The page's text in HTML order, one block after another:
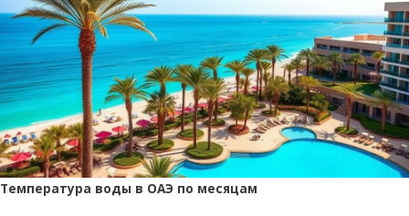
Температура воды в ОАЭ по месяцам